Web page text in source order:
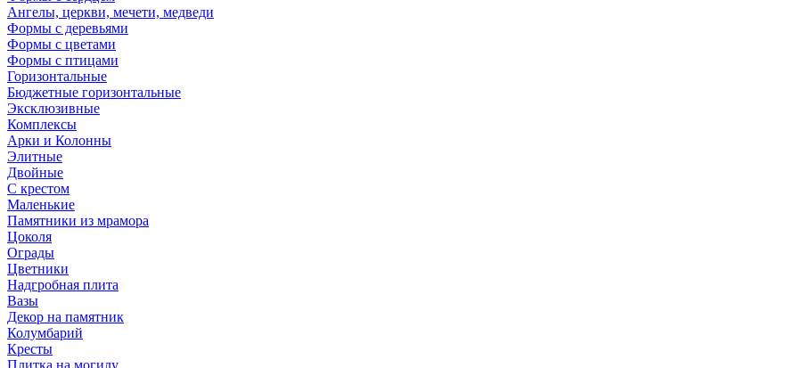
Ангелы, церкви, мечети, медведи
Формы с деревьями
Формы с цветами
Формы с птицами
Горизонтальные
Бюджетные горизонтальные
Эксклюзивные
Комплексы
Арки и Колонны
Элитные
Двойные
С крестом
Маленькие
Памятники из мрамора
Цоколя
Ограды
Цветники
Надгробная плита
Вазы
Декор на памятник
Колумбарий
Кресты
Плитка на могилу